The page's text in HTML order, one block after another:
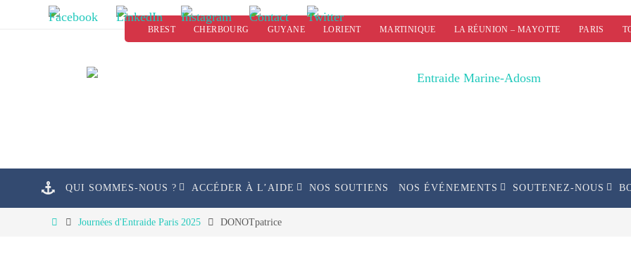
BREST CHERBOURG GUYANE LORIENT MARTINIQUE LA RÉUNION – MAYOTTE PARIS
QUI SOMMES-NOUS ? ACCÉDER À L’AIDE NOS SOUTIENS NOS ÉVÉNEMENTS SOUTENEZ-NOUS
HomeJournées d'Entraide Paris 2025 DONOTpatrice